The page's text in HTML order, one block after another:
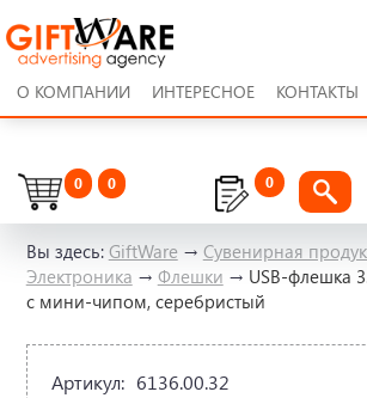
О КОМПАНИИ ИНТЕРЕСНОЕ КОНТАКТЫ
0 0 0
Вы здесь: GiftWare→ Сувенирная
Электроника → Флешки → USB-флешка
с мини-чипом, серебристый
Артикул: 6136.00.32